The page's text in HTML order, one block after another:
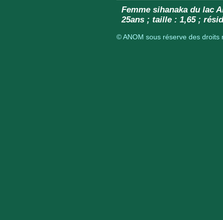
Femme sihanaka du lac
25ans ; taille : 1,65 ;
© ANOM sous réserve des